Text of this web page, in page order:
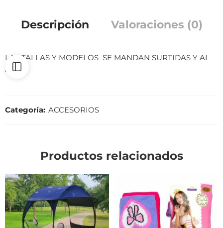
Descripción Valoraciones (0)
LAS TALLAS Y MODELOS SE MANDAN SURTIDAS Y AL
AZAR
Categoría: ACCESORIOS
Productos relacionados